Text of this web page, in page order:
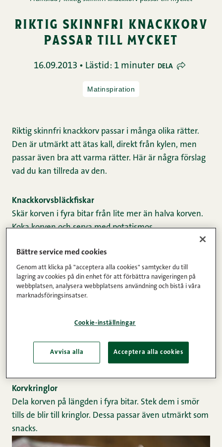
riktig skinnfri knackkorv
passar till mycket
16.09.2013 • Lästid: 1 minuter DELA
Matinspiration
Riktig skinnfri knackkorv passar i många olika rätter.
Den är utmärkt att ätas kall, direkt från kylen, men
passar även bra att varma rätter. Här är några förslag
vad du kan tillreda av den.
Knackkorvsbläckfiskar
Skär korven i fyra bitar från lite mer än halva korven.
Koka korven och serva medpotatismos.
Korvkringlor
Dela korven på längden i fyra bitar. Stek dem i smör
tills de blir till kringlor. Dessa passar även utmärkt som
snacks.
Bättre service med cookies
Genom att klicka på "acceptera alla cookies" samtycker du till
lagring av cookies på din enhet för att förbättra navigeringen på
webbplatsen, analysera webbplatsens användning och bistå i våra
marknadsföringsinsatser.
Cookie-inställningar
Avvisa alla Acceptera alla cookies